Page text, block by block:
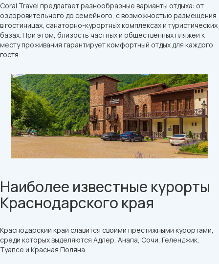
Coral Travel предлагает разнообразные варианты отдыха: от
оздоровительного до семейного, с возможностью размещения
в гостиницах, санаторно-курортных комплексах и туристических
базах. При этом, близость частных и общественных пляжей к
месту проживания гарантирует комфортный отдых для каждого
гостя.
Наиболее известные курорты
Краснодарского края
Краснодарский край славится своими престижными курортами,
среди которых выделяются Адлер, Анапа, Сочи, Геленджик,
Туапсе и Красная Поляна.